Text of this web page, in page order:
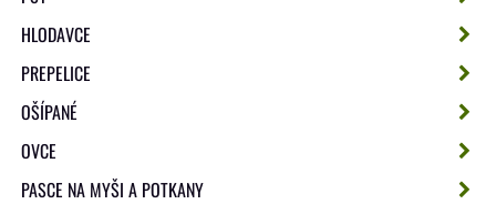
HLODAVCE
PREPELICE
OŠÍPANÉ
OVCE
PASCE NA MYŠI A POTKANY